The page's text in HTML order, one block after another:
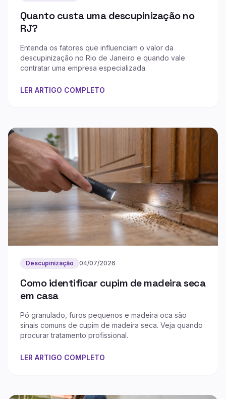
Quanto custa uma descupinização no
RJ?
Entenda os fatores que influenciam o valor da
descupinização no Rio de Janeiro e quando vale
contratar uma empresa especializada.
LER ARTIGO COMPLETO
Descupinização 04/07/2026
Como identificar cupim de madeira seca
em casa
Pó granulado, furos pequenos e madeira oca são
sinais comuns de cupim de madeira seca. Veja quando
procurar tratamento profissional.
LER ARTIGO COMPLETO